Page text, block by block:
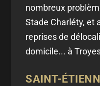
nombreux
Stade Charléty, et
reprises de
domicile... à
SAINT-